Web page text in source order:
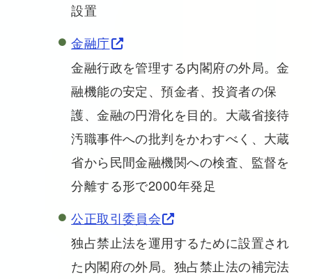
設置
金融庁
金融行政を管理する内閣府の外局。金
融機能の安定、預金者、投資者の保
護、金融の円滑化を目的。大蔵省接待
汚職事件への批判をかわすべく、大蔵
省から民間金融機関への検査、監督を
分離する形で2000年発足
公正取引委員会
独占禁止法を運用するために設置され
た内閣府の外局。独占禁止法の補完法